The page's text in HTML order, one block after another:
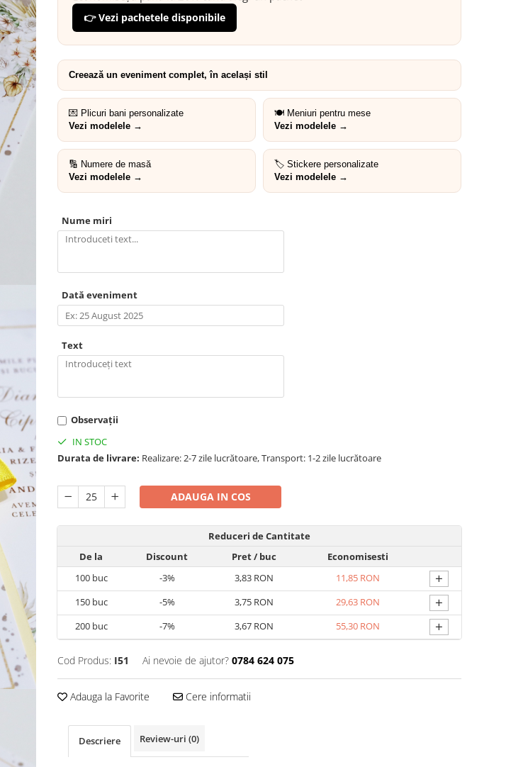
👉 Vezi pachetele disponibile
Creează un eveniment complet, în același stil
💌 Plicuri bani personalizate
Vezi modelele →
🍽️ Meniuri pentru mese
Vezi modelele →
🔢 Numere de masă
Vezi modelele →
🏷️ Stickere personalizate
Vezi modelele →
Nume miri
Dată eveniment
Text
Observații
IN STOC
Durata de livrare: Realizare: 2-7 zile lucrătoare, Transport: 1-2 zile lucrătoare
ADAUGA IN COS
Reduceri de Cantitate
De la
Discount Pret/ buc
Economisesti
100buc -3% 3,83 RON 11,85 RON +
150buc -5% 3,75 RON 29,63 RON +
200buc -7% 3,67 RON 55,30 RON +
Cod Produs: I51 Ai nevoie de ajutor? 0784 624 075
Adauga la Favorite Cere informatii
Descriere Review-uri (0)